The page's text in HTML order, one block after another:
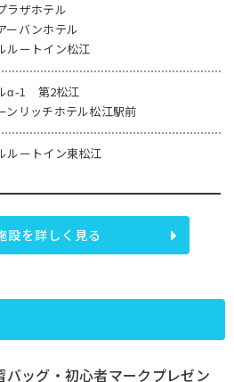
ラザホテル
ーバンホテル
ルートイン松江
α-1 第2松江
ンリッチホテル松江駅前
ルートイン東松江
設を詳しく見る
バッグ・初心者マークプレゼン